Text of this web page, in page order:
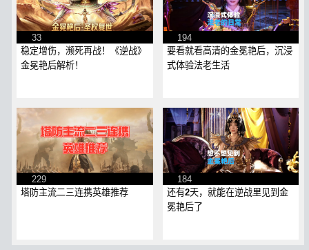
33
稳定增伤，濒死再战！《逆战》
金冕艳后解析！
194
要看就看高清的金冕艳后，沉浸
式体验法老生活
229
塔防主流二三连携英雄推荐
184
还有2天，就能在逆战里见到金
冕艳后了